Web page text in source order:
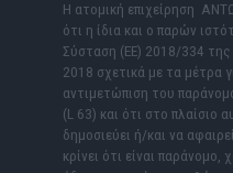
Η ατομική επιχείρηση
ότι η ίδια και ο παρών
Σύσταση (ΕΕ) 2018/334
2018 σχετικά με τα μέτρα
αντιμετώπιση του
(L 63) και ότι στο πλαίσιο
δημοσιεύει ή/και να
κρίνει ότι είναι